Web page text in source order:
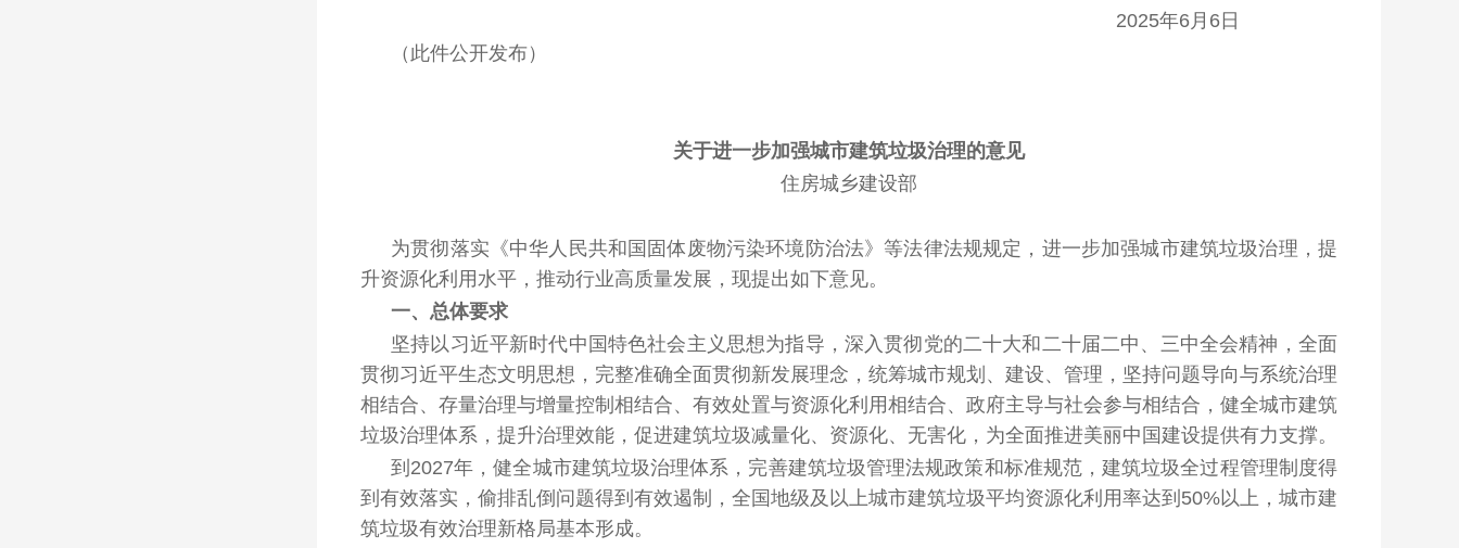
2025年6月6日
（此件公开发布）
关于进一步加强城市建筑垃圾治理的意见
住房城乡建设部
为贯彻落实《中华人民共和国固体废物污染环境防治法》等法律法规规定，进一步加强城市建筑垃圾治理，提
升资源化利用水平，推动行业高质量发展，现提出如下意见。
一、总体要求
坚持以习近平新时代中国特色社会主义思想为指导，深入贯彻党的二十大和二十届二中、三中全会精神，全面
贯彻习近平生态文明思想，完整准确全面贯彻新发展理念，统筹城市规划、建设、管理，坚持问题导向与系统治理
相结合、存量治理与增量控制相结合、有效处置与资源化利用相结合、政府主导与社会参与相结合，健全城市建筑
垃圾治理体系，提升治理效能，促进建筑垃圾减量化、资源化、无害化，为全面推进美丽中国建设提供有力支撑。
到2027年，健全城市建筑垃圾治理体系，完善建筑垃圾管理法规政策和标准规范，建筑垃圾全过程管理制度得
到有效落实，偷排乱倒问题得到有效遏制，全国地级及以上城市建筑垃圾平均资源化利用率达到50%以上，城市建
筑垃圾有效治理新格局基本形成。